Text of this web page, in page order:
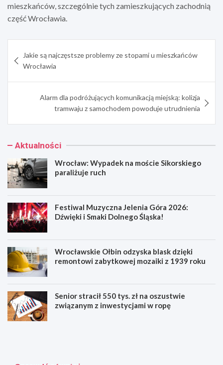
mieszkańców, szczególnie tych zamieszkujących zachodnią
część Wrocławia.
wpisu
Jakie są najczęstsze problemy ze stopami u mieszkańców
Wrocławia
Alarm dla podróżujących komunikacją miejską: kolizja
tramwaju z samochodem powoduje utrudnienia
Aktualności
Wrocław: Wypadek na moście Sikorskiego
paraliżuje ruch
Festiwal Muzyczna Jelenia Góra 2026:
Dźwięki i Smaki Dolnego Śląska!
Wrocławskie Ołbin odzyska blask dzięki
remontowi zabytkowej mozaiki z 1939 roku
Senior stracił 550 tys. zł na oszustwie
związanym z inwestycjami w ropę
W
F